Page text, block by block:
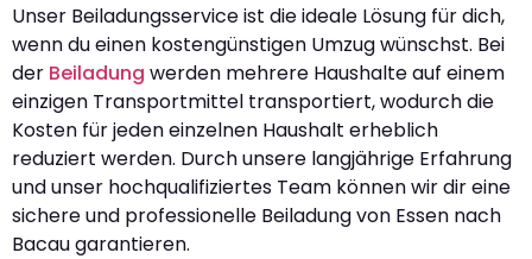
Unser Beiladungsservice ist die ideale Lösung für dich,
wenn du einen kostengünstigen Umzug wünschst. Bei
der Beiladung werden mehrere Haushalte auf einem
einzigen Transportmittel transportiert, wodurch die
Kosten für jeden einzelnen Haushalt erheblich
reduziert werden. Durch unsere langjährige Erfahrung
und unser hochqualifiziertes Team können wir dir eine
sichere und professionelle Beiladung von Essen nach
Bacau garantieren.